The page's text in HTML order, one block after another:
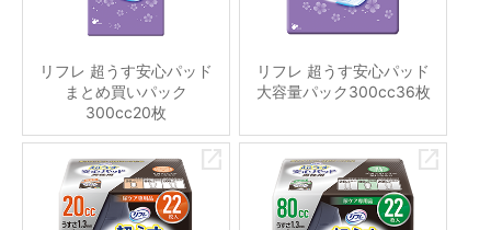
リフレ 超うす安心パッド
まとめ買いパック
300cc20枚
リフレ 超うす安心パッド
大容量パック300cc36枚